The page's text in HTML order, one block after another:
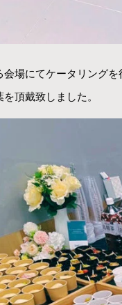
会場にてケータリング
頂戴致しました。